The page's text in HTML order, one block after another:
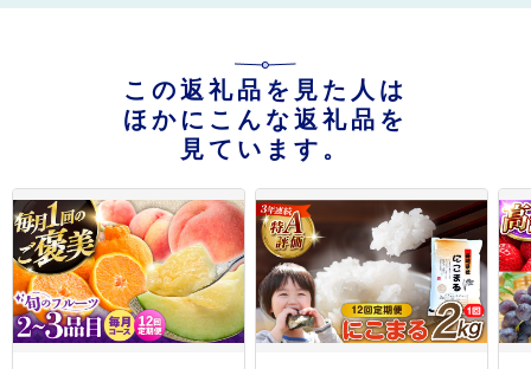
この返礼品を見た人は
ほかにこんな返礼品を
見ています。